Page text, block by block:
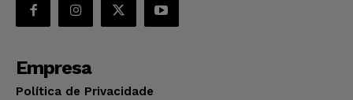
Empresa
Política de Privacidade